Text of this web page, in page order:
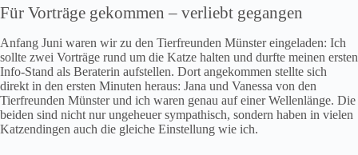
Für Vorträge gekommen – verliebt gegangen
Anfang Juni waren wir zu den Tierfreunden Münster eingeladen: Ich
sollte zwei Vorträge rund um die Katze halten und durfte meinen ersten
Info-Stand als Beraterin aufstellen. Dort angekommen stellte sich
direkt in den ersten Minuten heraus: Jana und Vanessa von den
Tierfreunden Münster und ich waren genau auf einer Wellenlänge. Die
beiden sind nicht nur ungeheuer sympathisch, sondern haben in vielen
Katzendingen auch die gleiche Einstellung wie ich.